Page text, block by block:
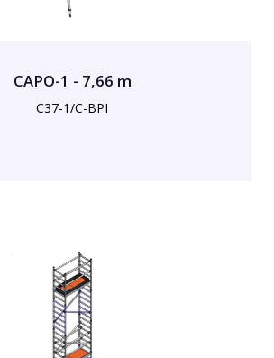
CAPO-1 - 7,66 m
C37-1/C-BPI